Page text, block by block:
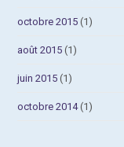
octobre 2015 (1)
août 2015 (1)
juin 2015 (1)
octobre 2014(1)